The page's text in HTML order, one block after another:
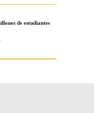
de estudiantes